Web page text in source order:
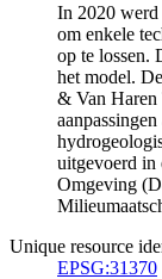
In 2020 werd
om enkele
op te lossen.
het model.
& Van
uitgevoerd in
Omgeving
Unique resource
EPSG:31370